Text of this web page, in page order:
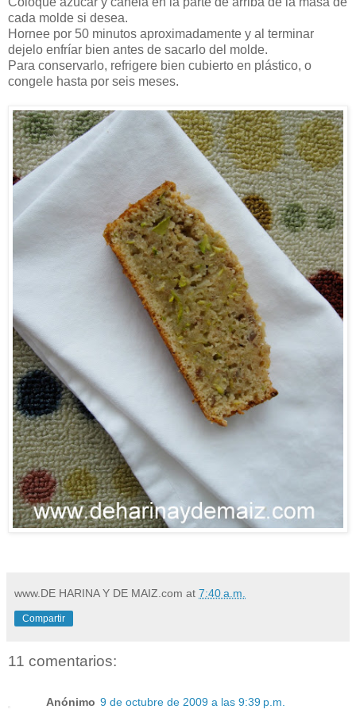
cada molde si desea.
Hornee por 50 minutos aproximadamente y al terminar
dejelo enfríar bien antes de sacarlo del molde.
Para conservarlo, refrigere bien cubierto en plástico, o
congele hasta por seis meses.
www.DE HARINA Y DE MAIZ.com at 7:40 a.m.
Compartir
11 comentarios:
Anónimo 9 de octubre de 2009 a las 9:39 p.m.